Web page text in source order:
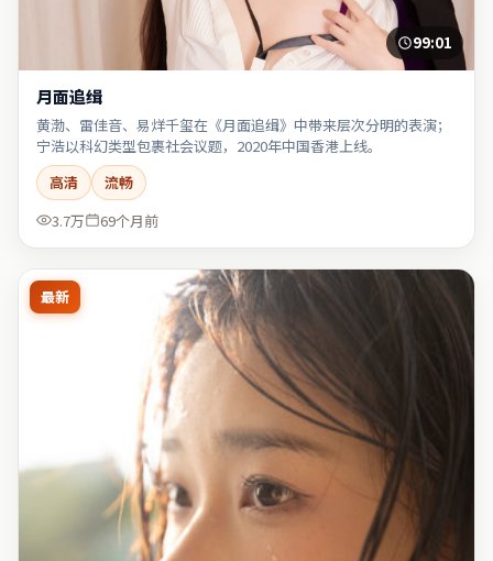
99:01
月面追缉
黄渤、雷佳音、易烊千玺在《月面追缉》中带来层次分明的表演；
宁浩以科幻类型包裹社会议题，2020年中国香港上线。
高清
流畅
3.7万
69个月前
最新